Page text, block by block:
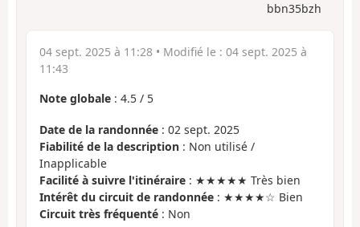
bbn35bzh
04 sept. 2025 à 11:28 • Modifié le : 04 sept. 2025 à
11:43
Note globale : 4.5 / 5
Date de la randonnée : 02 sept. 2025
Fiabilité de la description : Non utilisé /
Inapplicable
Facilité à suivre l'itinéraire : ★★★★★ Très bien
Intérêt du circuit de randonnée : ★★★★☆ Bien
Circuit très fréquenté : Non